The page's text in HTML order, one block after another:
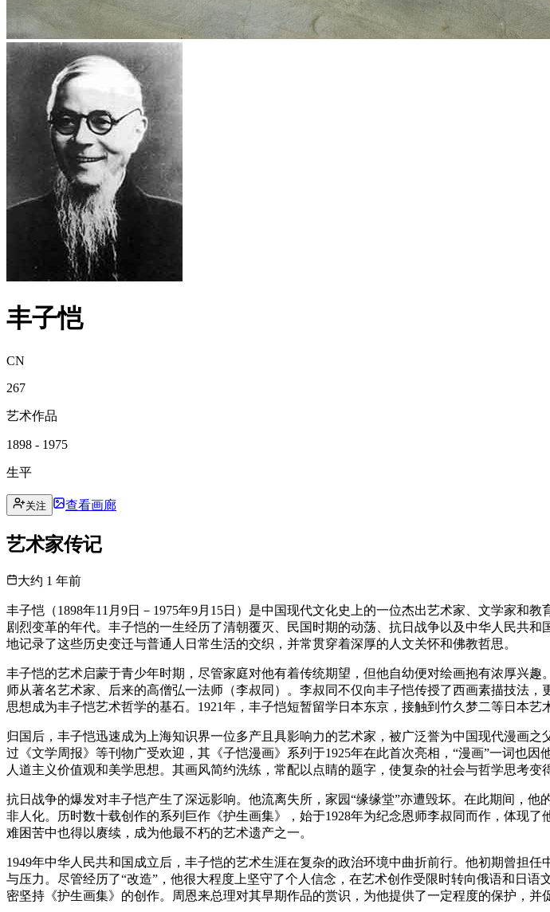
丰子恺
CN
267
艺术作品
1898 - 1975
生平
关注 查看画廊
艺术家传记
大约 1 年前
丰子恺（1898年11月9日－1975年9月15日）是中国现代文化史上的一位杰出艺术家、文学家和
剧烈变革的年代。丰子恺的一生经历了清朝覆灭、民国时期的动荡、抗日战争以及中华人民共
地记录了这些历史变迁与普通人日常生活的交织，并常贯穿着深厚的人文关怀和佛教哲思。
丰子恺的艺术启蒙于青少年时期，尽管家庭对他有着传统期望，但他自幼便对绘画抱有浓厚兴
师从著名艺术家、后来的高僧弘一法师（李叔同）。李叔同不仅向丰子恺传授了西画素描技法
思想成为丰子恺艺术哲学的基石。1921年，丰子恺短暂留学日本东京，接触到竹久梦二等日本
归国后，丰子恺迅速成为上海知识界一位多产且具影响力的艺术家，被广泛誉为中国现代漫画
过《文学周报》等刊物广受欢迎，其《子恺漫画》系列于1925年在此首次亮相，“漫画”一词也
人道主义价值观和美学思想。其画风简约洗练，常配以点睛的题字，使复杂的社会与哲学思考变
抗日战争的爆发对丰子恺产生了深远影响。他流离失所，家园“缘缘堂”亦遭毁坏。在此期间，
非人化。历时数十载创作的系列巨作《护生画集》，始于1928年为纪念恩师李叔同而作，体现
难困苦中也得以赓续，成为他最不朽的艺术遗产之一。
1949年中华人民共和国成立后，丰子恺的艺术生涯在复杂的政治环境中曲折前行。他初期曾担
与压力。尽管经历了“改造”，他很大程度上坚守了个人信念，在艺术创作受限时转向俄语和日
密坚持《护生画集》的创作。周恩来总理对其早期作品的赏识，为他提供了一定程度的保护，并